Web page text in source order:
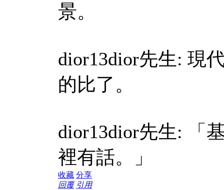
景。
dior13dior先生: 現
的比了。
dior13dior先生: 「
裡有話。」
收藏 分享
回覆 引用